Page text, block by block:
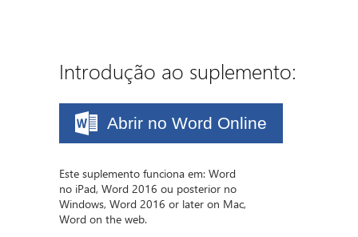
Introdução ao suplemento:
Abrir no Word Online
Este suplemento funciona em: Word
no iPad, Word 2016 ou posterior no
Windows, Word 2016 or later on Mac,
Word on the web.